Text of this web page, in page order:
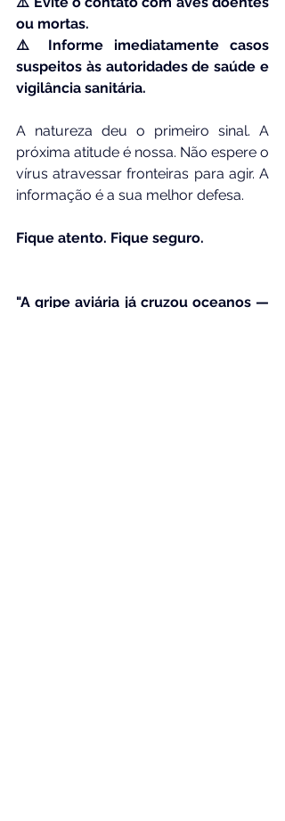
ou mortas.
⚠️ Informe imediatamente casos
suspeitos às autoridades de saúde e
vigilância sanitária.
A natureza deu o primeiro sinal. A
próxima atitude é nossa. Não espere o
vírus atravessar fronteiras para agir. A
informação é a sua melhor defesa.
Fique atento. Fique seguro.
"A gripe aviária já cruzou oceanos —